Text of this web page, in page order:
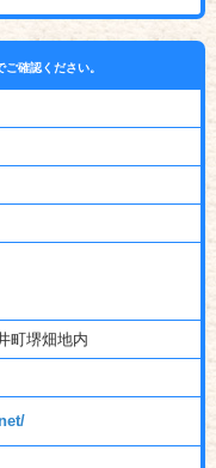
確認ください。
町堺畑地内